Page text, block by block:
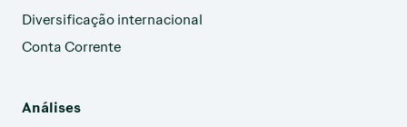
Diversificação internacional
Conta Corrente
Análises